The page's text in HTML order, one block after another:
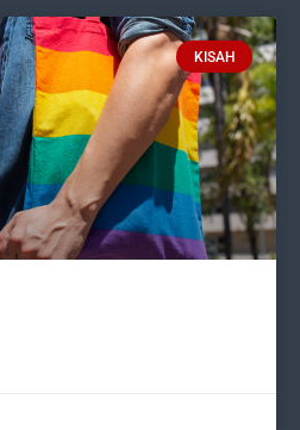
KISAH